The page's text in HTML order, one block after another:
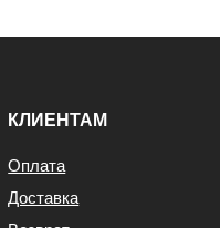
запрещен на